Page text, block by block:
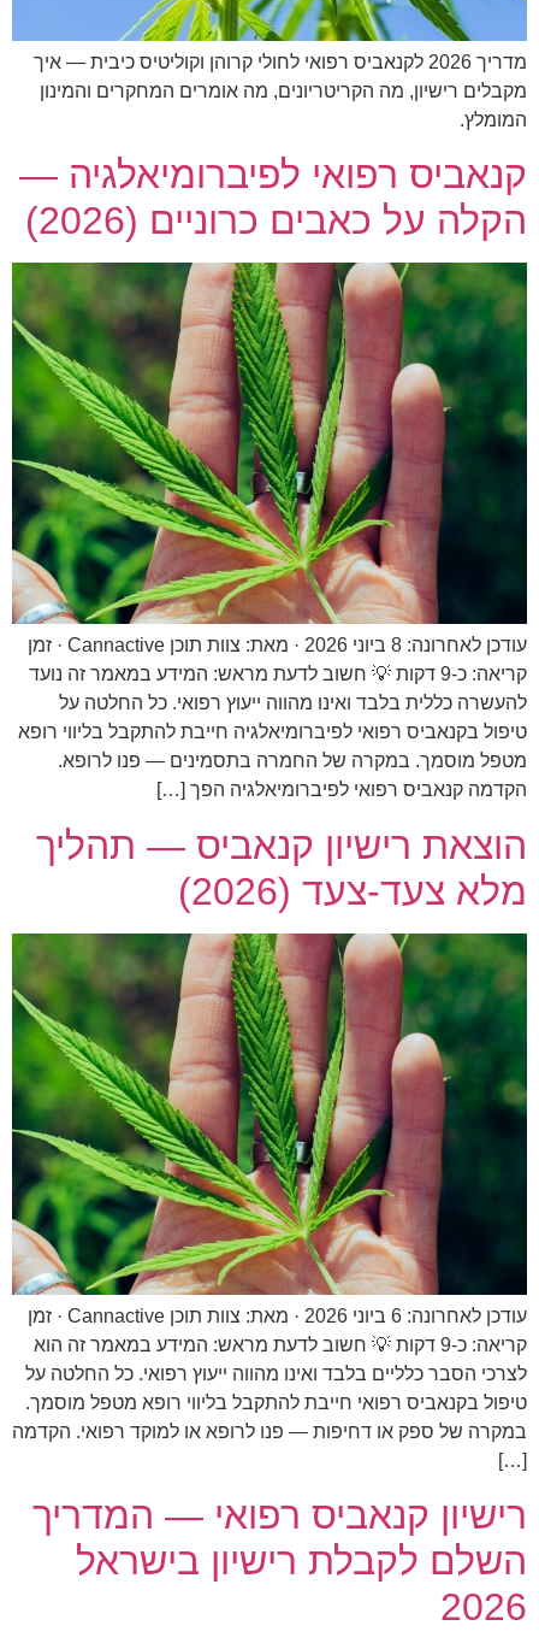
מדריך 2026 לקנאביס רפואי לחולי קרוהן וקוליטיס כיבית — איך
מקבלים רישיון, מה הקריטריונים, מה אומרים המחקרים והמינון
המומלץ.
קנאביס רפואי לפיברומיאלגיה —
הקלה על כאבים כרוניים (2026)
עודכן לאחרונה: 8 ביוני 2026 · מאת: צוות תוכן Cannactive · זמן
קריאה: כ‑9 דקות 💡 חשוב לדעת מראש: המידע במאמר זה נועד
להעשרה כללית בלבד ואינו מהווה ייעוץ רפואי. כל החלטה על
טיפול בקנאביס רפואי לפיברומיאלגיה חייבת להתקבל בליווי רופא
מטפל מוסמך. במקרה של החמרה בתסמינים — פנו לרופא.
הקדמה קנאביס רפואי לפיברומיאלגיה הפך […]
הוצאת רישיון קנאביס — תהליך
מלא צעד-צעד (2026)
עודכן לאחרונה: 6 ביוני 2026 · מאת: צוות תוכן Cannactive · זמן
קריאה: כ‑9 דקות 💡 חשוב לדעת מראש: המידע במאמר זה הוא
לצרכי הסבר כלליים בלבד ואינו מהווה ייעוץ רפואי. כל החלטה על
טיפול בקנאביס רפואי חייבת להתקבל בליווי רופא מטפל מוסמך.
במקרה של ספק או דחיפות — פנו לרופא או למוקד רפואי. הקדמה
[…]
רישיון קנאביס רפואי — המדריך
השלם לקבלת רישיון בישראל
2026